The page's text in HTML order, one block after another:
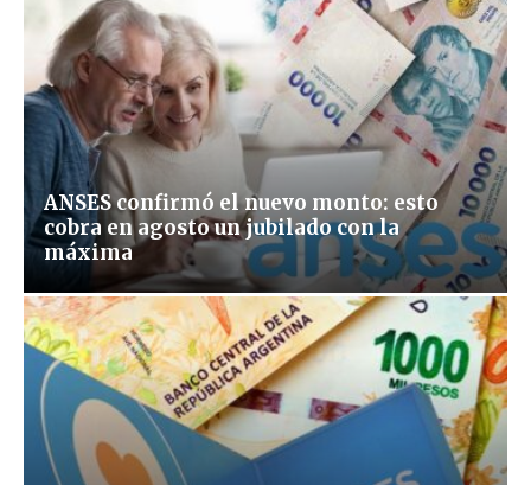
ANSES confirmó el nuevo monto: esto
cobra en agosto un jubilado con la
máxima